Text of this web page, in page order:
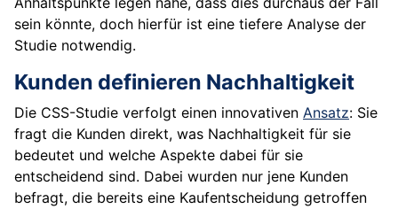
sein könnte, doch hierfür ist eine tiefere Analyse der
Studie notwendig.
Kunden definieren Nachhaltigkeit
Die CSS-Studie verfolgt einen innovativen Ansatz: Sie
fragt die Kunden direkt, was Nachhaltigkeit für sie
bedeutet und welche Aspekte dabei für sie
entscheidend sind. Dabei wurden nur jene Kunden
befragt, die bereits eine Kaufentscheidung getroffen